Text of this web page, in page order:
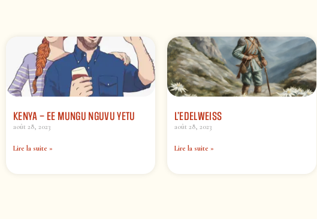
KENYA – EE MUNGU NGUVU YETU
août 28, 2023
Lire la suite »
L’EDELWEISS
août 28, 2023
Lire la suite »